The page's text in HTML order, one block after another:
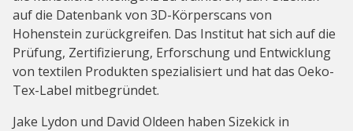
auf die Datenbank von 3D-Körperscans von
Hohenstein zurückgreifen. Das Institut hat sich auf die
Prüfung, Zertifizierung, Erforschung und Entwicklung
von textilen Produkten spezialisiert und hat das Oeko-
Tex-Label mitbegründet.
Jake Lydon und David Oldeen haben Sizekick in